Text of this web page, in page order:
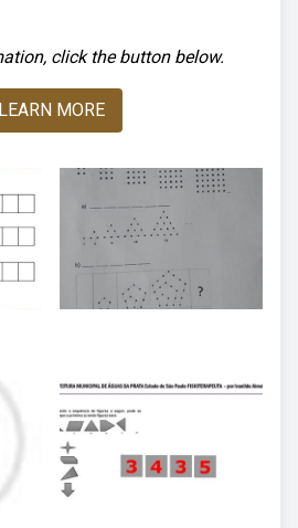
click the button below.
LEARN MORE